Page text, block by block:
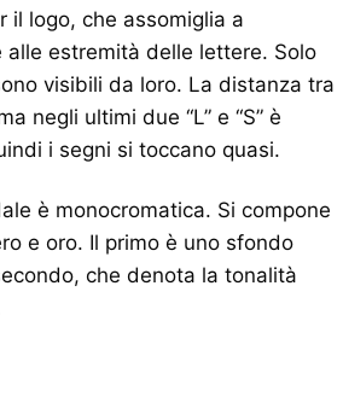
il logo, che assomiglia a
alle estremità delle lettere. Solo
visibili da loro. La distanza tra
negli ultimi due “L” e “S” è
i segni si toccano quasi.
è monocromatica. Si compone
e oro. Il primo è uno sfondo
che denota la tonalità